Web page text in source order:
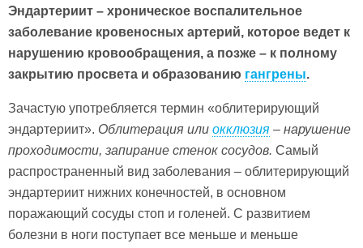
Эндартериит – хроническое воспалительное
заболевание кровеносных артерий, которое ведет к
нарушению кровообращения, а позже – к полному
закрытию просвета и образованию гангрены.
Зачастую употребляется термин «облитерирующий
эндартериит». Облитерация или окклюзия – нарушение
проходимости, запирание стенок сосудов. Самый
распространенный вид заболевания – облитерирующий
эндартериит нижних конечностей, в основном
поражающий сосуды стоп и голеней. С развитием
болезни в ноги поступает все меньше и меньше